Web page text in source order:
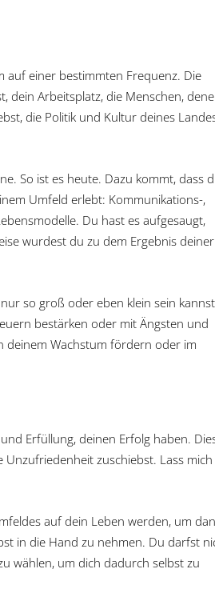
auf einer bestimmten Frequenz. Die
dein Arbeitsplatz, die Menschen,
die Politik und Kultur deines
So ist es heute. Dazu kommt, dass
Umfeld erlebt: Kommunikations-,
Du hast es aufgesaugt,
wurdest du zu dem Ergebnis deiner
so groß oder eben klein sein
bestärken oder mit Ängsten und
deinem Wachstum fördern oder im
Erfüllung, deinen Erfolg haben.
zuschiebst. Lass mich
auf dein Leben werden, um
in die Hand zu nehmen. Du darfst
wählen, um dich dadurch selbst zu